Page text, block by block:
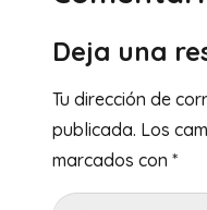
Deja una
Tu dirección de
publicada. Los
marcados con *